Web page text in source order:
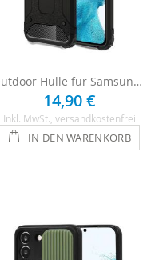
Outdoor Hülle für Samsung Galaxy S22 - Schwarz
14,90 €
Inkl. MwSt. , versandkostenfrei
IN DEN WARENKORB